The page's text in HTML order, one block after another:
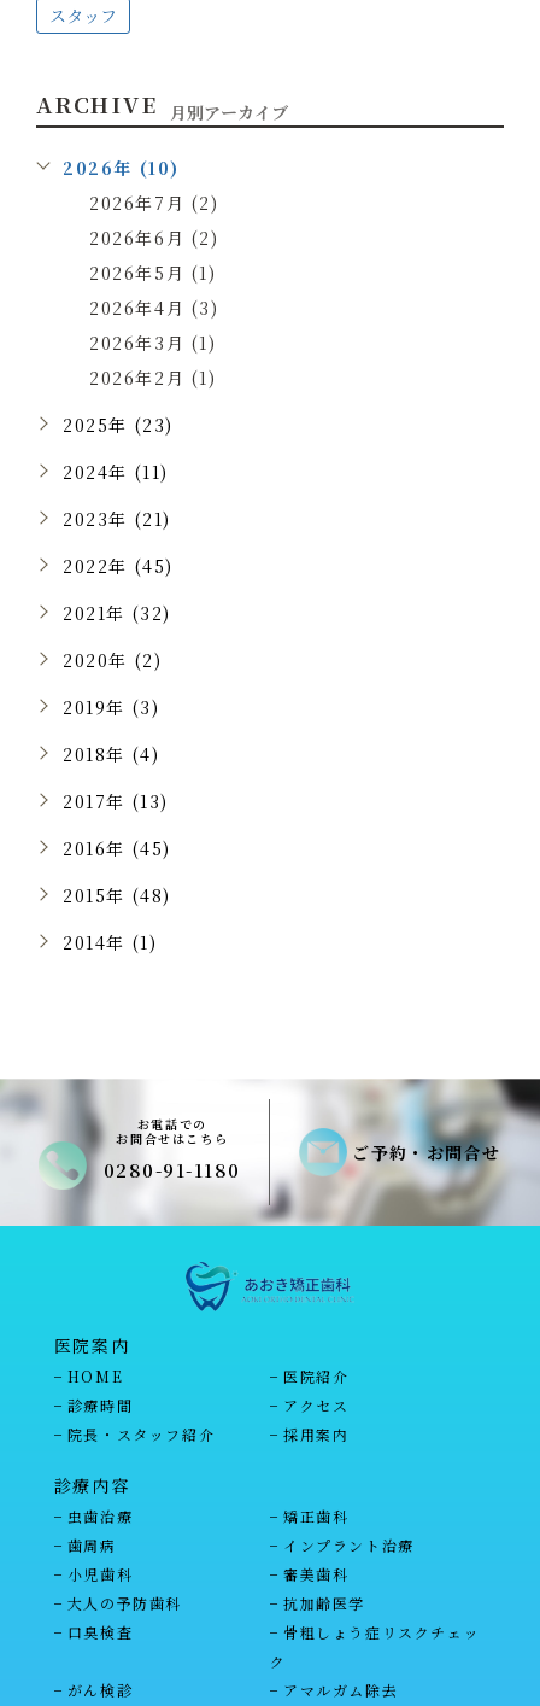
スタッフ
ARCHIVE 月別アーカイブ
2026年 (10)
2026年7月 (2)
2026年6月 (2)
2026年5月 (1)
2026年4月 (3)
2026年3月 (1)
2026年2月 (1)
2025年 (23)
2024年 (11)
2023年 (21)
2022年 (45)
2021年 (32)
2020年 (2)
2019年 (3)
2018年 (4)
2017年 (13)
2016年 (45)
2015年 (48)
2014年 (1)
お電話での
お問合せはこちら
0280-91-1180
ご予約・お問合せ
医院案内
HOME
医院紹介
診療時間
アクセス
院長・スタッフ紹介
採用案内
診療内容
虫歯治療
矯正歯科
歯周病
インプラント治療
小児歯科
審美歯科
大人の予防歯科
抗加齢医学
口臭検査
骨粗しょう症リスクチェッ
ク
がん検診
アマルガム除去